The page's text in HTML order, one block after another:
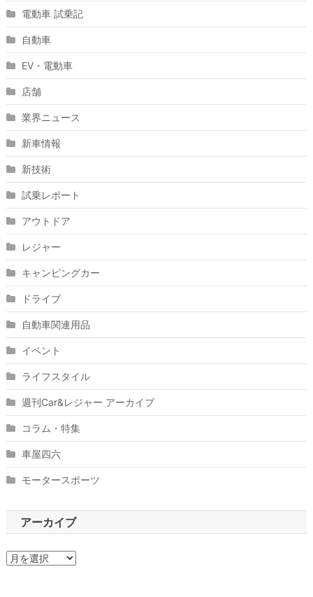
電動車 試乗記
自動車
EV・電動車
店舗
業界ニュース
新車情報
新技術
試乗レポート
アウトドア
レジャー
キャンピングカー
ドライブ
自動車関連用品
イベント
ライフスタイル
週刊Car&レジャー アーカイブ
コラム・特集
車屋四六
モータースポーツ
アーカイブ
ア